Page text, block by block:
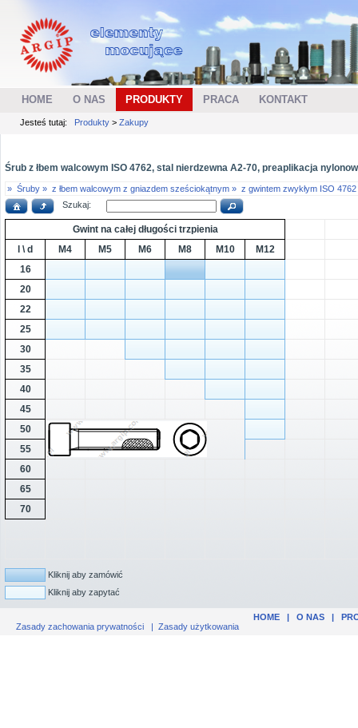
HOME O NAS PRODUKTY PRACA KONTAKT
Jesteś tutaj: Produkty > Zakupy
Śrub z łbem walcowym ISO 4762, stal nierdzewna A2-70, preaplikacja
» Śruby » z łbem walcowym z gniazdem sześciokątnym » z gwintem zwykłym ISO 4762
Szukaj:
Gwint na całej długości trzpienia
l \ d
M4 M5 M6 M8 M10
M12
16
20
22
25
30
35
40
45
50
55
60
65
70
Kliknij aby zamówić
Kliknij aby zapytać
HOME| O NAS|
Zasady zachowania prywatności | Zasady użytkowania